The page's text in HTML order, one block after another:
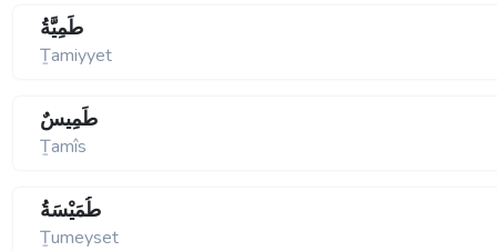
طَمِيَّةُ
Ṯamiyyet
طَمِيسٌ
Ṯamîs
طُمَيْسَةُ
Ṯumeyset